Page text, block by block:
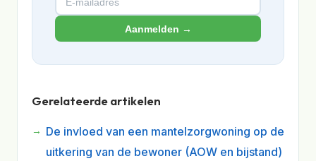
Aanmelden →
Gerelateerde artikelen
De invloed van een mantelzorgwoning op de
uitkering van de bewoner (AOW en bijstand)